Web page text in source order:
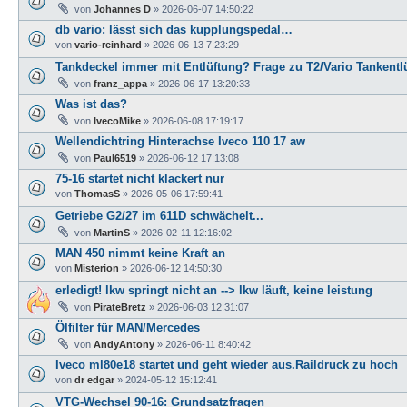
von Johannes D » 2026-06-07 14:50:22
db vario: lässt sich das kupplungspedal…
von vario-reinhard » 2026-06-13 7:23:29
Tankdeckel immer mit Entlüftung? Frage zu T2/Vario
von franz_appa » 2026-06-17 13:20:33
Was ist das?
von IvecoMike » 2026-06-08 17:19:17
Wellendichtring Hinterachse Iveco 110 17 aw
von Paul6519 » 2026-06-12 17:13:08
75-16 startet nicht klackert nur
von ThomasS » 2026-05-06 17:59:41
Getriebe G2/27 im 611D schwächelt...
von MartinS » 2026-02-11 12:16:02
MAN 450 nimmt keine Kraft an
von Misterion » 2026-06-12 14:50:30
erledigt! lkw springt nicht an --> lkw läuft, keine leistung
von PirateBretz » 2026-06-03 12:31:07
Ölfilter für MAN/Mercedes
von AndyAntony » 2026-06-11 8:40:42
Iveco ml80e18 startet und geht wieder aus.Raildruck zu hoch
von dr edgar » 2024-05-12 15:12:41
VTG-Wechsel 90-16: Grundsatzfragen